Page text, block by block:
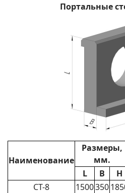
Портальные
Наименование
Размеры,
мм.
L B
H
СТ-8
1500350